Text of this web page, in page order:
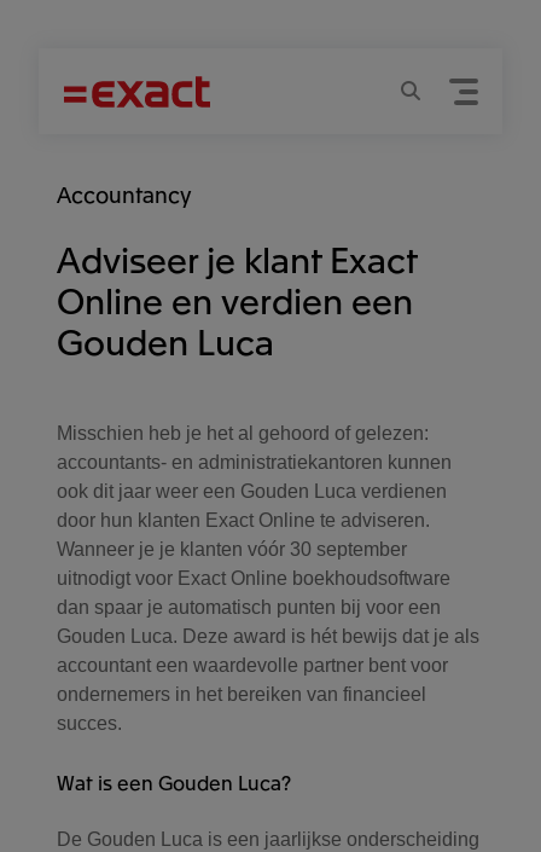
Menu
Zoeken
Accountancy
Adviseer je klant Exact
Online en verdien een
Gouden Luca
Misschien heb je het al gehoord of gelezen:
accountants- en administratiekantoren kunnen
ook dit jaar weer een Gouden Luca verdienen
door hun klanten Exact Online te adviseren.
Wanneer je je klanten vóór 30 september
uitnodigt voor Exact Online boekhoudsoftware
dan spaar je automatisch punten bij voor een
Gouden Luca. Deze award is hét bewijs dat je als
accountant een waardevolle partner bent voor
ondernemers in het bereiken van financieel
succes.
Wat is een Gouden Luca?
De Gouden Luca is een jaarlijkse onderscheiding